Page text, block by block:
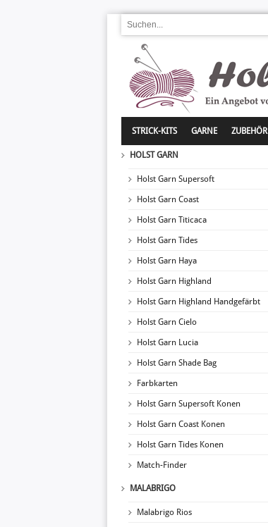
STRICK-KITS GARNE ZUBEHÖR
HOLST GARN
Holst Garn Supersoft
Holst Garn Coast
Holst Garn Titicaca
Holst Garn Tides
Holst Garn Haya
Holst Garn Highland
Holst Garn Highland Handgefärbt
Holst Garn Cielo
Holst Garn Lucia
Holst Garn Shade Bag
Farbkarten
Holst Garn Supersoft Konen
Holst Garn Coast Konen
Holst Garn Tides Konen
Match-Finder
MALABRIGO
Malabrigo Rios